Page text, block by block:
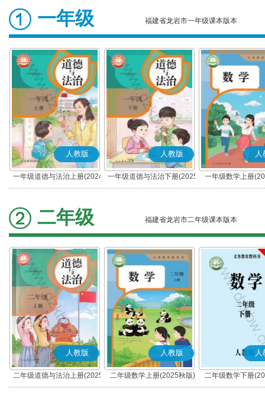
一年级 福建省龙岩市一年级课本版本
人教版
一年级道德与法治上册(2024
秋版)(部编版)
人教版
一年级道德与法治下册(2025
春版)(部编版)
人
一年级数学上册
二年级 福建省龙岩市二年级课本版本
人教版
二年级道德与法治上册(2025
秋版)(部编版)
人教版
二年级数学上册(2025秋版)
人
二年级数学下册